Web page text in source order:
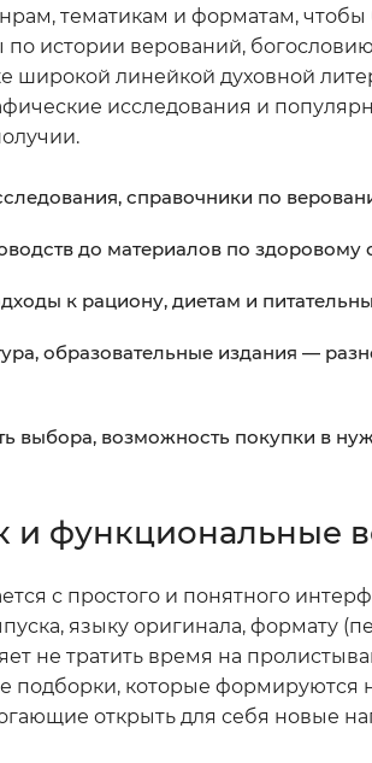
тематикам и форматам,
истории верований,
широкой линейкой духовной
исследования и
справочники по
до материалов по здоровому
к рациону, диетам и
образовательные издания —
выбора, возможность покупки в
и функциональные
с простого и понятного
языку оригинала, формату
не тратить время на
подборки, которые формируются
открыть для себя новые